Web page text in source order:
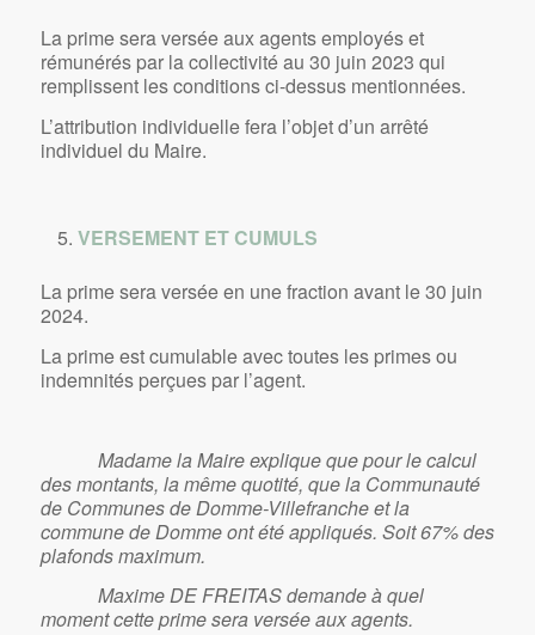
La prime sera versée aux agents employés et
rémunérés par la collectivité au 30 juin 2023 qui
remplissent les conditions ci-dessus mentionnées.
L’attribution individuelle fera l’objet d’un arrêté
individuel du Maire.
VERSEMENT ET CUMULS
La prime sera versée en une fraction avant le 30 juin
2024.
La prime est cumulable avec toutes les primes ou
indemnités perçues par l’agent.
Madame la Maire explique que pour le calcul
des montants, la même quotité, que la Communauté
de Communes de Domme-Villefranche et la
commune de Domme ont été appliqués. Soit 67% des
plafonds maximum.
Maxime DE FREITAS demande à quel
moment cette prime sera versée aux agents.